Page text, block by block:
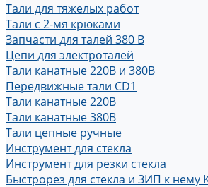
Тали для тяжелых работ
Тали с 2-мя крюками
Запчасти для талей 380 В
Цепи для электроталей
Тали канатные 220В и 380В
Передвижные тали CD1
Тали канатные 220В
Тали канатные 380В
Тали цепные ручные
Инструмент для стекла
Инструмент для резки стекла
Быстрорез для стекла и ЗИП к нему